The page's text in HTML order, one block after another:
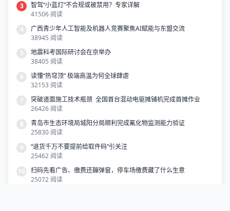
3
智驾“小蓝灯”不合规或被禁用？专家详解
41506 阅读
4
广西青少年人工智能及机器人竞赛聚焦AI赋能与东盟交流
38945 阅读
5
地震科考国际研讨会在京举办
38405 阅读
6
读懂“热穹顶” 极端高温为何全球肆虐
32153 阅读
7
突破道面施工技术瓶颈 全国首台混动电驱摊铺机完成首摊作业
26426 阅读
8
青岛市生态环境局城阳分局顺利完成氟化物监测能力验证
25830 阅读
9
“退货千万不要提前给取件码”引关注
25462 阅读
10
扫码先看广告、缴费还蹦弹窗，停车场缴费藏了什么生意
25072 阅读